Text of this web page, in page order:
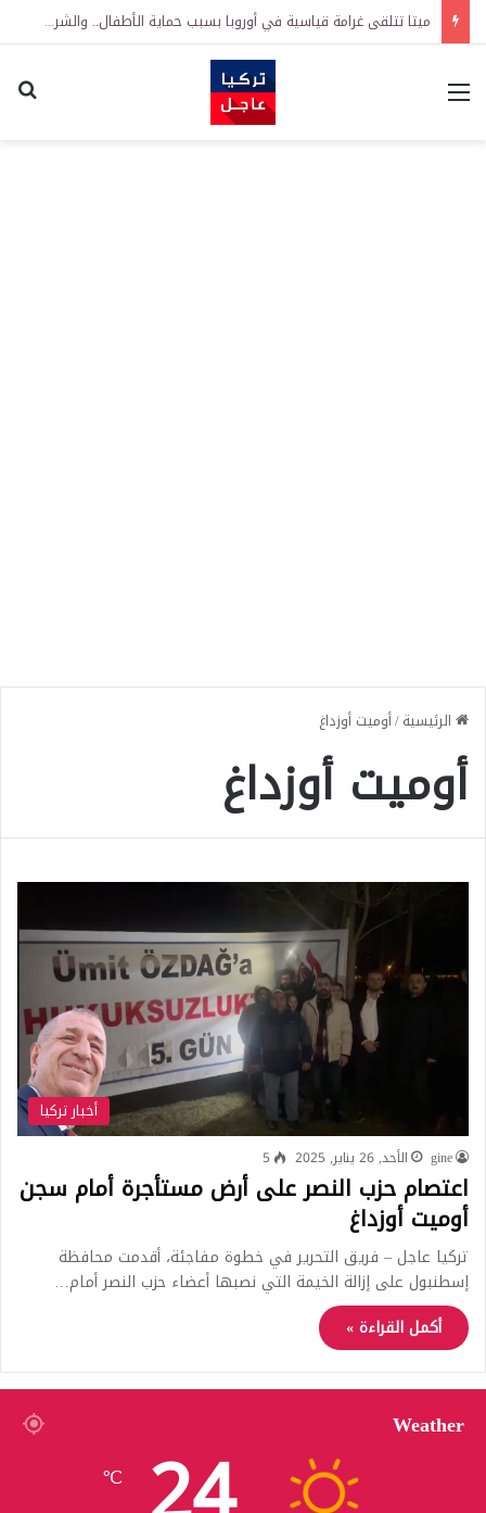
ميتا تتلقى غرامة قياسية في أوروبا بسبب حماية الأطفال.. والشركة تعلن الطعن بالقرار
القائمة
الرئيسية/أوميت أوزداغ
أوميت أوزداغ
أخبار تركيا
gine الأحد, 26 يناير, 2025 5
اعتصام حزب النصر على أرض مستأجرة أمام سجن
أوميت أوزداغ
تركيا عاجل – فريق التحرير في خطوة مفاجئة، أقدمت محافظة
إسطنبول على إزالة الخيمة التي نصبها أعضاء حزب النصر أمام…
أكمل القراءة »
Weather
℃